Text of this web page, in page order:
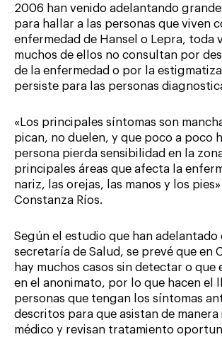
2006 han venido adelantando
para hallar a las personas que viven
enfermedad de Hansel o Lepra, toda
muchos de ellos no consultan por
de la enfermedad o por la
persiste para las personas
«Los principales síntomas son
pican, no duelen, y que poco a poco
persona pierda sensibilidad en la
principales áreas que afecta la
nariz, las orejas, las manos y los
Constanza Ríos.
Según el estudio que han adelantado
secretaría de Salud, se prevé que en
hay muchos casos sin detectar o que
en el anonimato, por lo que hacen el
personas que tengan los síntomas
descritos para que asistan de manera
médico y revisan tratamiento